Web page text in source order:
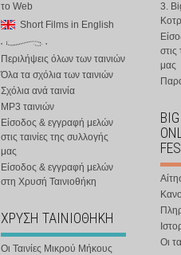
το Web
Short Films in English
Περιλήψεις όλων των ταινιών
Όλα τα σχόλια των ταινιών
Σχόλια ανά ταινία
MP3 ταινιών
Είσοδος & εγγραφή μελών
στις ταινίες της συλλογής
μας
Είσοδος & εγγραφή μελών
στη Χρυσή Ταινιοθήκη
ΧΡΥΣΗ ΤΑΙΝΙΟΘΗΚΗ
Οι Ταινίες Μικρού Μήκους
3.
στις
μας
Οι